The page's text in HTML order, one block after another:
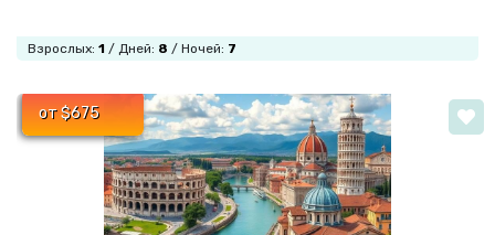
Взрослых: 1 / Дней: 8 / Ночей: 7
от $675